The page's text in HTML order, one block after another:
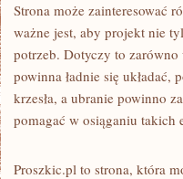
Strona może zainteresować
ważne jest, aby projekt nie
potrzeb. Dotyczy to zarówno
powinna ładnie się
krzesła, a ubranie powinno
pomagać w osiąganiu takich
Proszkic.pl to strona, która